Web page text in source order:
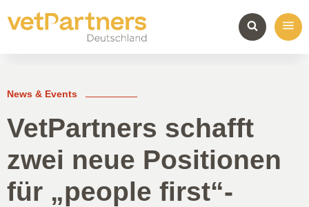
News & Events
VetPartners schafft
zwei neue Positionen
für „people first“-